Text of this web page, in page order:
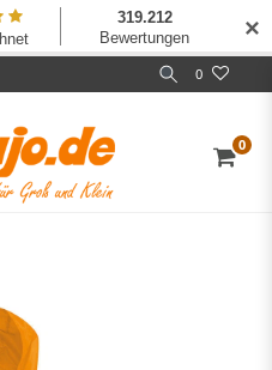
0
0
✕